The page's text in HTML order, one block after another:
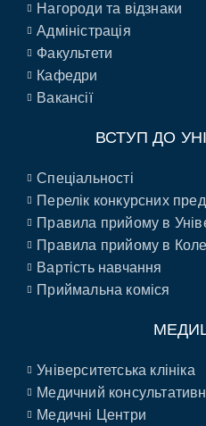
Нагороди та відзнаки
Адміністрація
Факультети
Кафедри
Вакансії
ВСТУП ДО
Спеціальності
Перелік конкурсних
Правила прийому в
Правила прийому в
Вартість навчання
Приймальна коміся
Університетська клініка
Медичний
Медичні Центри